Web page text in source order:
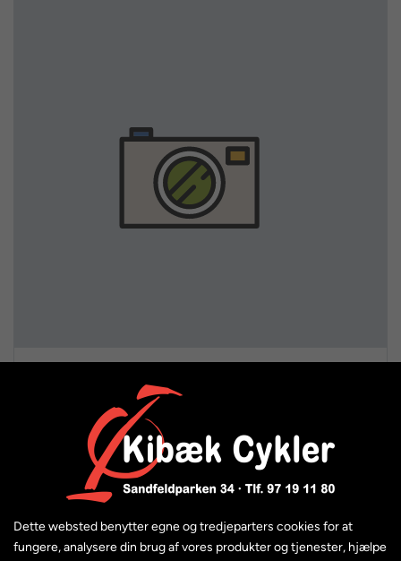
Tandhjul - FSA Gamma Pro Megatooth 34T
149,00 kr.
Dette websted benytter egne og tredjeparters cookies for at
fungere, analysere din brug af vores produkter og tjenester, hjælpe